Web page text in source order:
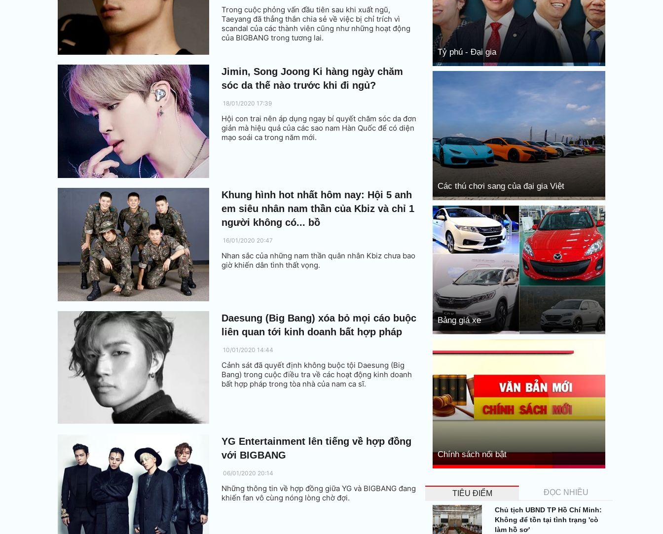
Trong cuộc phỏng vấn đầu tiên sau khi xuất ngũ,
Taeyang đã thẳng thắn chia sẻ về việc bị chỉ trích vì
scandal của các thành viên cũng như những hoạt động
của BIGBANG trong tương lai.
Jimin, Song Joong Ki hàng ngày chăm
sóc da thế nào trước khi đi ngủ?
18/01/2020 17:39
Hội con trai nên áp dụng ngay bí quyết chăm sóc da đơn
giản mà hiệu quả của các sao nam Hàn Quốc để có diện
mạo soái ca trong năm mới.
Khung hình hot nhất hôm nay: Hội 5 anh
em siêu nhân nam thần của Kbiz và chỉ 1
người không có... bồ
16/01/2020 20:47
Nhan sắc của những nam thần quân nhân Kbiz chưa bao
giờ khiến dân tình thất vọng.
Daesung (Big Bang) xóa bỏ mọi cáo buộc
liên quan tới kinh doanh bất hợp pháp
10/01/2020 14:44
Cảnh sát đã quyết định không buộc tội Daesung (Big
Bang) trong cuộc điều tra về các hoạt động kinh doanh
bất hợp pháp trong tòa nhà của nam ca sĩ.
YG Entertainment lên tiếng về hợp đồng
với BIGBANG
06/01/2020 20:14
Những thông tin về hợp đồng giữa YG và BIGBANG đang
khiến fan vô cùng nóng lòng chờ đợi.
Tỷ phú - Đại gia
Các thú chơi sang của đại gia Việt
Bảng giá xe
Chính sách nổi bật
TIÊU ĐIỂM ĐỌC NHIỀU
Chủ tịch UBND TP Hồ Chí Minh:
Không để tồn tại tình trạng 'cò
làm hồ sơ'